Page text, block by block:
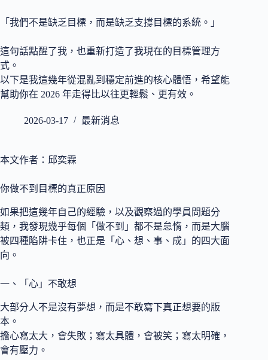
「我們不是缺乏目標，而是缺乏支撐目標的系統。」
這句話點醒了我，也重新打造了我現在的目標管理方
式。
以下是我這幾年從混亂到穩定前進的核心體悟，希望能
幫助你在 2026 年走得比以往更輕鬆、更有效。
2026-03-17 最新消息
本文作者：邱奕霖
你做不到目標的真正原因
如果把這幾年自己的經驗，以及觀察過的學員問題分
類，我發現幾乎每個「做不到」都不是怠惰，而是大腦
被四種陷阱卡住，也正是「心、想、事、成」的四大面
向。
一、「心」不敢想
大部分人不是沒有夢想，而是不敢寫下真正想要的版
本。
擔心寫太大，會失敗；寫太具體，會被笑；寫太明確，
會有壓力。